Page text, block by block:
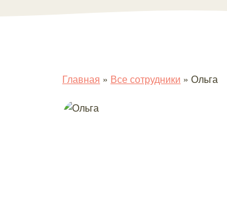
Главная » Все сотрудники » Ольга